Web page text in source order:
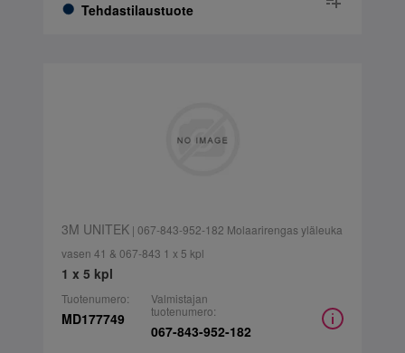
Tehdastilaustuote
3M UNITEK| 067-843-952-182 Molaarirengas yläleuka
vasen 41 & 067-843 1 x 5 kpl
1 x 5 kpl
Tuotenumero:
MD177749
Valmistajan
tuotenumero:
067-843-952-182